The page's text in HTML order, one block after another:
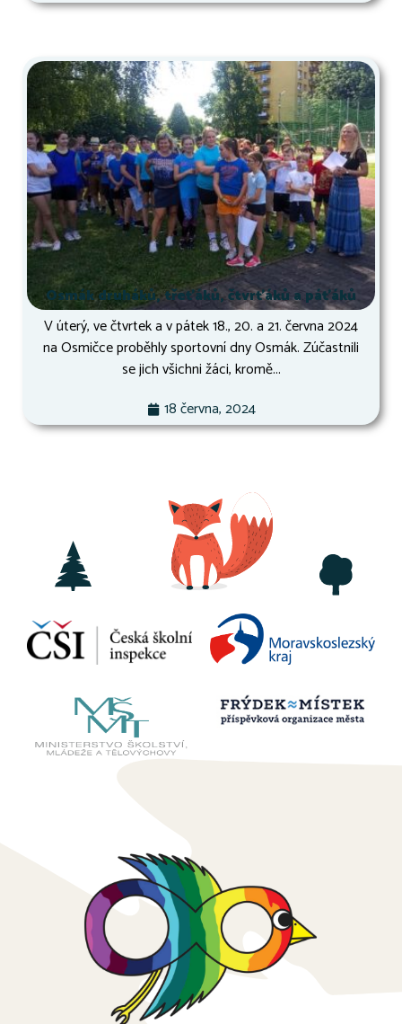
Osmák druháků, třeťáků, čtvrťáků a páťáků
V úterý, ve čtvrtek a v pátek 18., 20. a 21. června 2024
na Osmičce proběhly sportovní dny Osmák. Zúčastnili
se jich všichni žáci, kromě...
18 června, 2024